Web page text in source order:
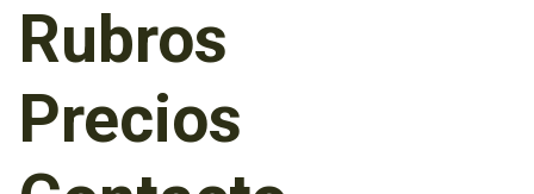
Rubros
Precios